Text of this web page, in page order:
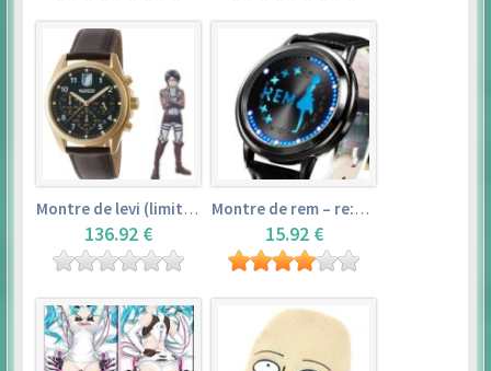
Montre de levi (limited edition) – shingeki no kyojin
136.92 €
Montre de rem – re:zero kara hajimeru isekai seikatsu
15.92 €